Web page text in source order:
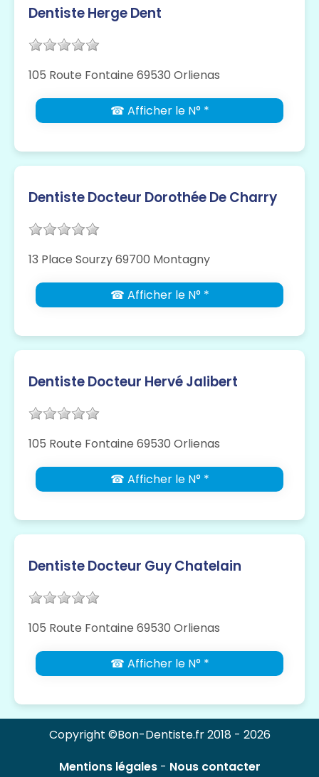
Dentiste Herge Dent
105 Route Fontaine 69530 Orlienas
☎ Afficher le N° *
Dentiste Docteur Dorothée De Charry
13 Place Sourzy 69700 Montagny
☎ Afficher le N° *
Dentiste Docteur Hervé Jalibert
105 Route Fontaine 69530 Orlienas
☎ Afficher le N° *
Dentiste Docteur Guy Chatelain
105 Route Fontaine 69530 Orlienas
☎ Afficher le N° *
Copyright ©Bon-Dentiste.fr 2018 - 2026
Mentions légales- Nous contacter